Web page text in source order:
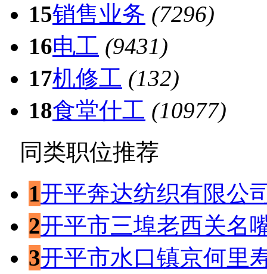
15销售业务 (7296)
16电工 (9431)
17机修工 (132)
18食堂什工 (10977)
同类职位推荐
1开平奔达纺织有限公
2开平市三埠老西关名
3开平市水口镇京何里